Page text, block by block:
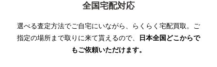
全国宅配対応
選べる査定方法でご自宅にいながら、らくらく宅配買取。ご
指定の場所まで取りに来て貰えるので、
日本全国どこからで
もご依頼いただけます。